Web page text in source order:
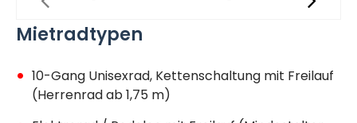
Mietradtypen
10-Gang Unisexrad, Kettenschaltung mit Freilauf
(Herrenrad ab 1,75 m)